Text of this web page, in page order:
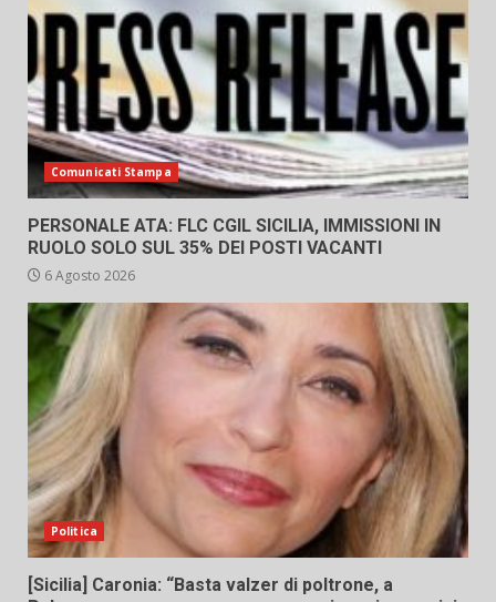
Comunicati Stampa
PERSONALE ATA: FLC CGIL SICILIA, IMMISSIONI IN
RUOLO SOLO SUL 35% DEI POSTI VACANTI
6 Agosto 2026
Politica
[Sicilia] Caronia: “Basta valzer di poltrone, a